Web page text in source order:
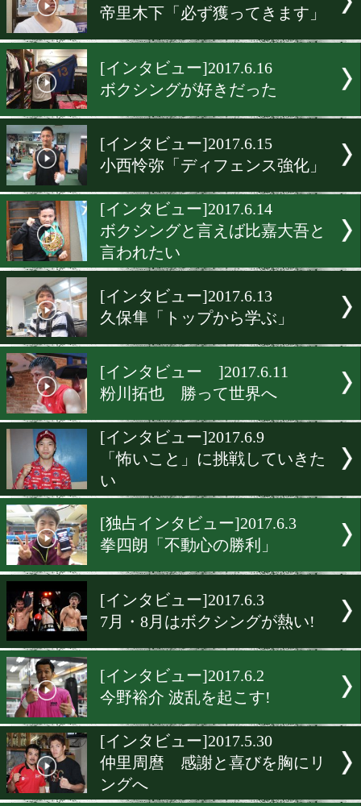
[インタビュー]2017.6.20
辰吉寿以輝「左で勝つ」
[インタビュー]2017.6.20
日本ユースに面白いのが出
る!
[インタビュー]2017.6.17
帝里木下「必ず獲ってきま
[インタビュー]2017.6.16
ボクシングが好きだった
[インタビュー]2017.6.15
小西怜弥「ディフェンス強
[インタビュー]2017.6.14
言われたい
久保隼「トップから学ぶ」
[インタビュー ]2017.6.11
粉川拓也 勝って世界へ
[インタビュー]2017.6.9
「怖いこと」に挑戦してい
い